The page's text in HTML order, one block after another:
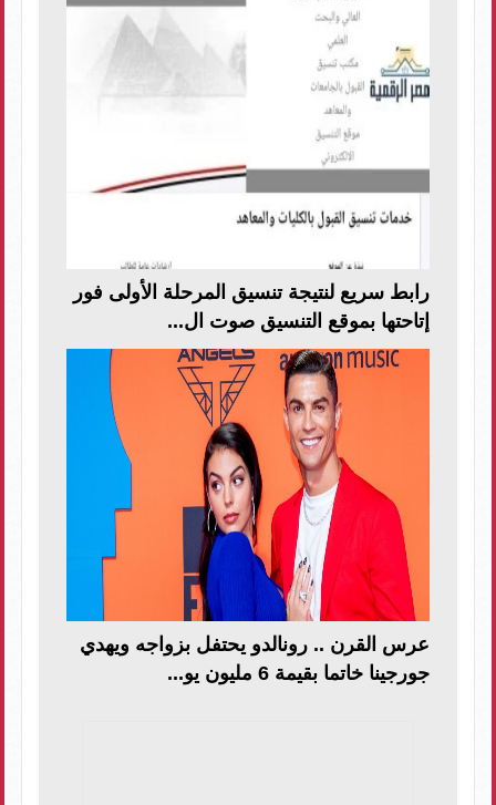
رابط سريع لنتيجة تنسيق المرحلة الأولى فور
إتاحتها بموقع التنسيق صوت ال...
عرس القرن .. رونالدو يحتفل بزواجه ويهدي
جورجينا خاتما بقيمة 6 مليون يو...